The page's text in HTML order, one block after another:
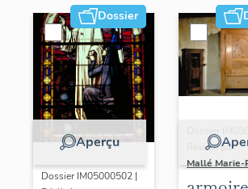
Dossier
Aperçu
Dossier IM05000502 |
Réalisé par
Mallé Marie-